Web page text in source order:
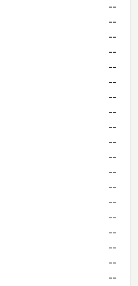
--
--
--
--
--
--
--
--
--
--
--
--
--
--
--
--
--
--
--